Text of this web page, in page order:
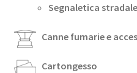
Segnaletica stradale
Canne fumarie e
Cartongesso